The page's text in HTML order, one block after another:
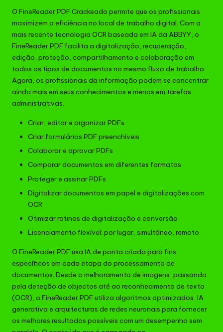
O FineReader PDF Crackeado permite que os profissionais
maximizem a eficiência no local de trabalho digital. Com a
mais recente tecnologia OCR baseada em IA da ABBYY, o
FineReader PDF facilita a digitalização, recuperação,
edição, proteção, compartilhamento e colaboração em
todos os tipos de documentos no mesmo fluxo de trabalho.
Agora, os profissionais da informação podem se concentrar
ainda mais em seus conhecimentos e menos em tarefas
administrativas.
Criar, editar e organizar PDFs
Criar formulários PDF preenchíveis
Colaborar e aprovar PDFs
Comparar documentos em diferentes formatos
Proteger e assinar PDFs
Digitalizar documentos em papel e digitalizações com
OCR
Otimizar rotinas de digitalização e conversão
Licenciamento flexível: por lugar, simultâneo, remoto
O FineReader PDF usa IA de ponta criada para fins
específicos em cada etapa do processamento de
documentos. Desde o melhoramento de imagens, passando
pela deteção de objectos até ao reconhecimento de texto
(OCR), o FineReader PDF utiliza algoritmos optimizados, IA
generativa e arquitecturas de redes neuronais para fornecer
os melhores resultados possíveis com um desempenho sem